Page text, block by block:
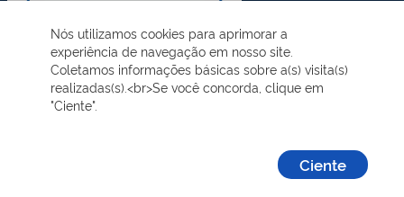
Nós utilizamos cookies para aprimorar a
experiência de navegação em nosso site.
Coletamos informações básicas sobre a(s) visita(s)
realizadas(s).<br>Se você concorda, clique em
"Ciente".
Ciente